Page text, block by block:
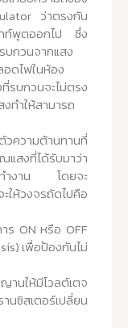
ว่าตรงกัน
ท์พุตออกไป ซึ่ง
บกวนจากแสง
ดไฟในห้อง
รบกวนจะไม่ตรง
ทำให้สามารถ
วความต้านทานที่
สงที่ได้รับมาว่า
ตทำงาน โดยจะ
ให้วงจรถัดไปคือ
ร ON หรือ OFF
เพื่อป้องกันไม่
นให้มีโวลต์เตจ
ซิสเตอร์เปลี่ยน